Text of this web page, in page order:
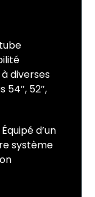
diverses
54″, 52″,
d’un
système